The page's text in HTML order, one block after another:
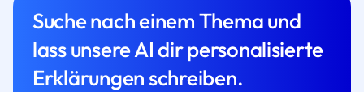
Suche nach einem Thema und
lass unsere AI dir personalisierte
Erklärungen schreiben.